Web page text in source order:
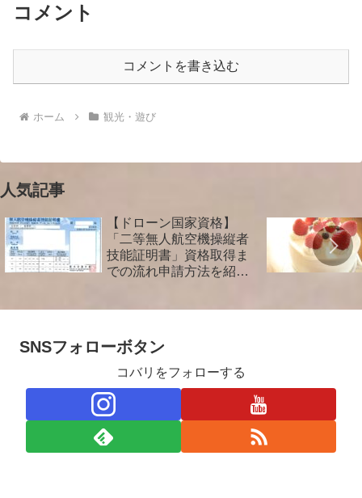
コメント
コメントを書き込む
ホーム 観光・遊び
人気記事
【ドローン国家資格】
「二等無人航空機操縦者
技能証明書」資格取得ま
での流れ申請方法を紹介
SNSフォローボタン
コバリをフォローする